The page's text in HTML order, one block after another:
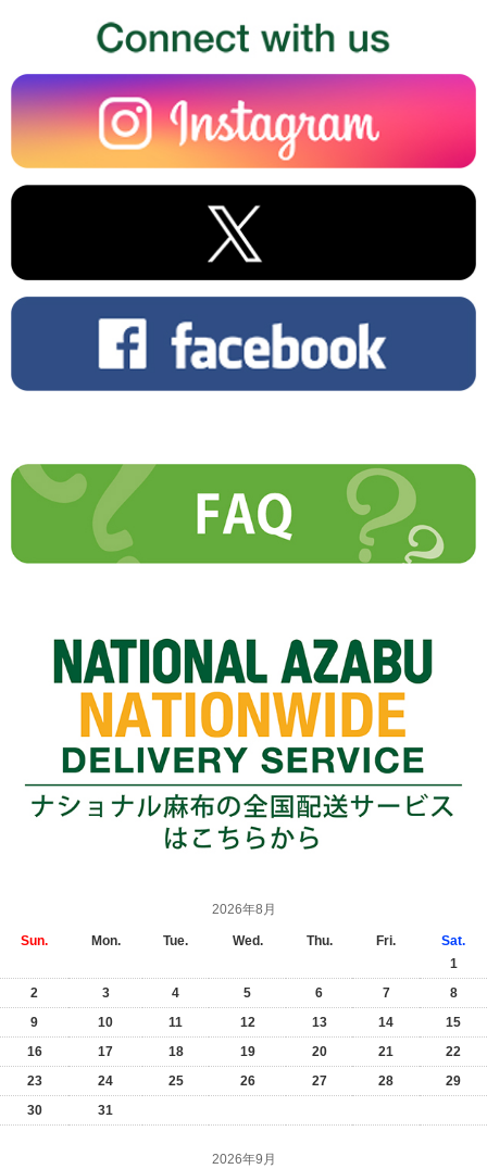
2026年8月
Sun. Mon. Tue. Wed. Thu. Fri.
Sat.
1
2
3 4 5 6 7
8
9
10 11 12 13 14
15
16
17 18 19 20 21
22
23
24 25 26 27 28
29
30
31
2026年9月